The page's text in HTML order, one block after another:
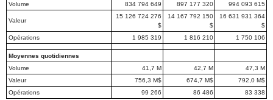
Volume
834 794 649 897 177 320 994 093 615
Valeur
15 126 724 276
$
14 167 792 150
$
16 631 931 364
$
Opérations
1 985 319 1 816 210 1 750 106
Moyennes quotidiennes
Volume
41,7 M 42,7 M
47,3 M
Valeur
756,3 M$ 674,7 M$
792,0 M$
Opérations
99 266 86 486 83 338